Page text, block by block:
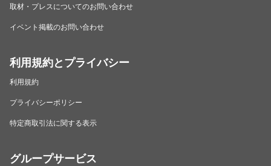
取材・プレスについてのお問い合わせ
イベント掲載のお問い合わせ
利用規約とプライバシー
利用規約
プライバシーポリシー
特定商取引法に関する表示
グループサービス